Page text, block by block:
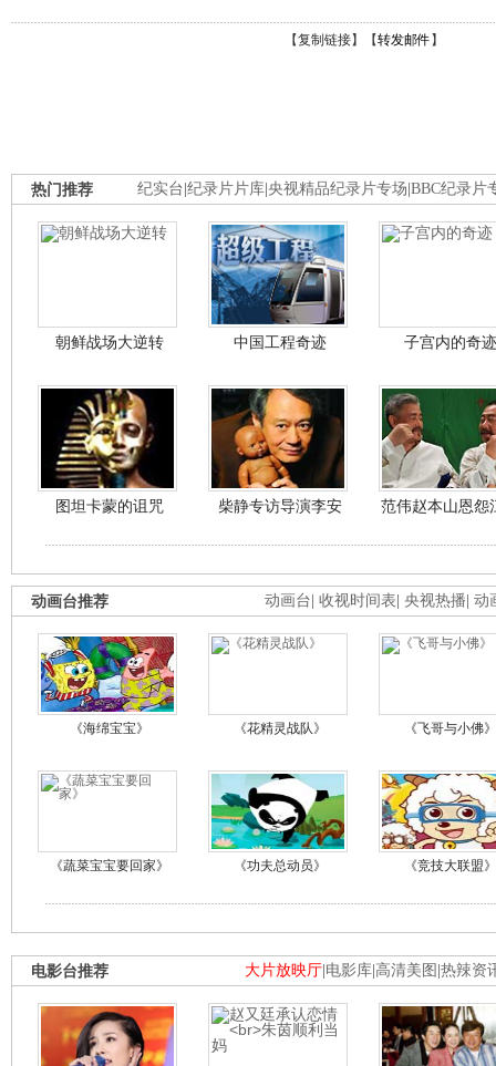
【复制链接】【转发邮件 】
纪实台 纪录片片库 央视精品纪录片专场 BBC纪录片
热门推荐
朝鲜战场大逆转 中国工程奇迹 子宫内的奇迹
图坦卡蒙的诅咒 柴静专访导演李安 范伟赵本山恩怨
动画台 收视时间表 央视热播 动
动画台推荐
《海绵宝宝》 《花精灵战队》 《飞哥与小佛》
《蔬菜宝宝要回家》 《功夫总动员》 《竞技大联盟》
大片放映厅 电影库 高清美图 热辣资
电影台推荐